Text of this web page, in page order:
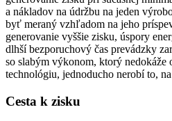
a nákladov na údržbu na jeden
byť meraný vzhľadom na jeho
generovanie vyššie zisku, úspory
dlhší bezporuchový čas prevádzky
so slabým výkonom, ktorý nedokáže
technológiu, jednoducho nerobí to,
Cesta k zisku